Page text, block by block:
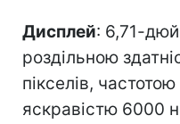
Дисплей: 6,71-
роздільною
пікселів,
яскравістю 6000